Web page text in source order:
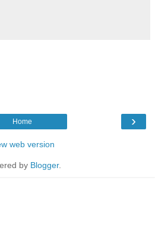
›
Home
web version
by Blogger.